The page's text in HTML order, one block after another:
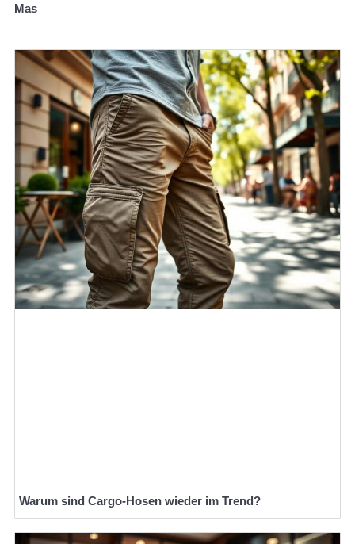
Mas
Warum sind Cargo-Hosen wieder im Trend?